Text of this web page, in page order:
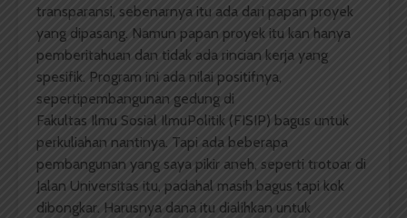
transparansi, sebenarnya itu ada dari papan proyek
yang dipasang. Namun papan proyek itu kan hanya
pemberitahuan dan tidak ada rincian kerja yang
spesifik. Program ini ada nilai positifnya,
sepertipembangunan gedung di
Fakultas Ilmu Sosial IlmuPolitik (FISIP) bagus untuk
perkuliahan nantinya. Tapi ada beberapa
pembangunan yang saya pikir aneh, seperti trotoar di
Jalan Universitas itu, padahal masih bagus tapi kok
dibongkar. Harusnya dana itu dialihkan untuk